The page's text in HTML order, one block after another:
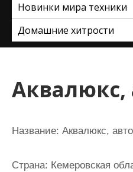
Новинки мира техники
Домашние хитрости
Аквалюкс,
Название: Аквалюкс,
Страна: Кемеровская